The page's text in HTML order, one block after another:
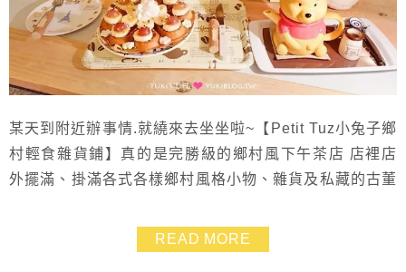
某天到附近辦事情.就繞來去坐坐啦~【Petit Tuz小兔子鄉
村輕食雜貨鋪】真的是完勝級的鄉村風下午茶店 店裡店
外擺滿、掛滿各式各樣鄉村風格小物、雜貨及私藏的古董
玩耍.真是好貼心(但還是要注意小孩不能亂動其它的物品
哦!!) 雖然店裡上菜速度真的不快(冏).不過能用到那麼可
READ MORE